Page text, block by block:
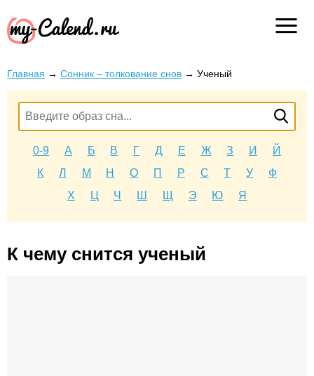
Главная → Сонник – толкование снов → Ученый
0-9 А Б В Г Д Е Ж З И
Й
К
Л М Н О П Р С Т У
Ф
Х
Ц Ч Ш Щ Э Ю Я
К чему снится ученый